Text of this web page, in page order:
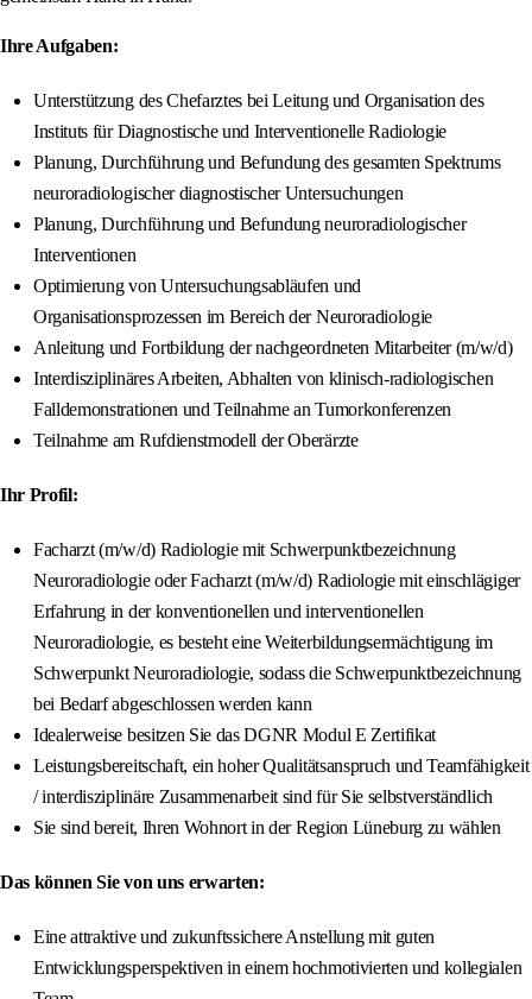
Ihre Aufgaben:
Unterstützung des Chefarztes bei Leitung und Organisation des
Instituts für Diagnostische und Interventionelle Radiologie
Planung, Durchführung und Befundung des gesamten Spektrums
neuroradiologischer diagnostischer Untersuchungen
Planung, Durchführung und Befundung neuroradiologischer
Interventionen
Optimierung von Untersuchungsabläufen und
Organisationsprozessen im Bereich der Neuroradiologie
Anleitung und Fortbildung der nachgeordneten Mitarbeiter (m/w/d)
Interdisziplinäres Arbeiten, Abhalten von klinisch-radiologischen
Falldemonstrationen und Teilnahme an Tumorkonferenzen
Teilnahme am Rufdienstmodell der Oberärzte
Ihr Profil:
Facharzt (m/w/d) Radiologie mit Schwerpunktbezeichnung
Neuroradiologie oder Facharzt (m/w/d) Radiologie mit einschlägiger
Erfahrung in der konventionellen und interventionellen
Neuroradiologie, es besteht eine Weiterbildungsermächtigung im
Schwerpunkt Neuroradiologie, sodass die Schwerpunktbezeichnung
bei Bedarf abgeschlossen werden kann
Idealerweise besitzen Sie das DGNR Modul E Zertifikat
Leistungsbereitschaft, ein hoher Qualitätsanspruch und Teamfähigkeit
/ interdisziplinäre Zusammenarbeit sind für Sie selbstverständlich
Sie sind bereit, Ihren Wohnort in der Region Lüneburg zu wählen
Das können Sie von uns erwarten:
Eine attraktive und zukunftssichere Anstellung mit guten
Entwicklungsperspektiven in einem hochmotivierten und kollegialen